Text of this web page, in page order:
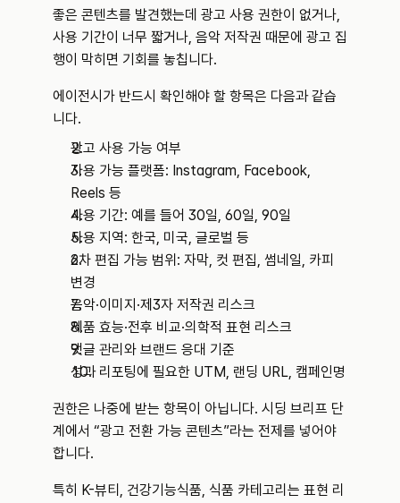
좋은 콘텐츠를 발견했는데 광고 사용 권한이 없거나,
사용 기간이 너무 짧거나, 음악 저작권 때문에 광고 집
행이 막히면 기회를 놓칩니다.
에이전시가 반드시 확인해야 할 항목은 다음과 같습
니다.
광고 사용 가능 여부
사용 가능 플랫폼: Instagram, Facebook,
Reels 등
사용 기간: 예를 들어 30일, 60일, 90일
사용 지역: 한국, 미국, 글로벌 등
2차 편집 가능 범위: 자막, 컷 편집, 썸네일, 카피
변경
음악·이미지·제3자 저작권 리스크
제품 효능·전후 비교·의학적 표현 리스크
댓글 관리와 브랜드 응대 기준
성과 리포팅에 필요한 UTM, 랜딩 URL, 캠페인명
권한은 나중에 받는 항목이 아닙니다. 시딩 브리프 단
계에서 “광고 전환 가능 콘텐츠”라는 전제를 넣어야
합니다.
특히 K-뷰티, 건강기능식품, 식품 카테고리는 표현 리